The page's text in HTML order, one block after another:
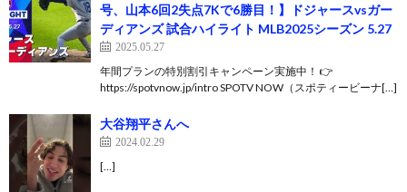
号、山本6回2失点7Kで6勝目！】ドジャースvsガー
ディアンズ 試合ハイライト MLB2025シーズン 5.27
2025.05.27
年間プランの特別割引キャンペーン実施中！ 👉
https://spotvnow.jp/intro SPOTV NOW（スポティービーナ[…]
大谷翔平さんへ
2024.02.29
[…]